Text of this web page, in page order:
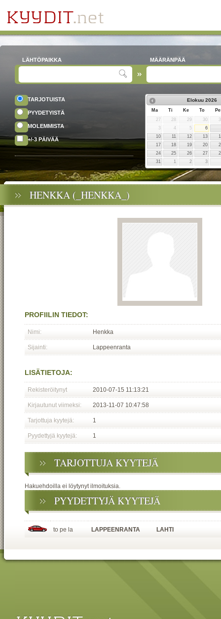
LÄHTÖPAIKKA MÄÄRÄNPÄÄ
TARJOTUISTA
PYYDETYISTÄ
MOLEMMISTA
+/-3 PÄIVÄÄ
Elokuu 2026
Ma Ti Ke To
Pe
27
28 29 30
3
4 5
6
10
11 12 13
17
18 19 20
24
25 26 27
31
1 2 3
HENKKA (_HENKKA_)
PROFIILIN TIEDOT:
Nimi: Henkka
Sijainti: Lappeenranta
LISÄTIETOJA:
Rekisteröitynyt 2010-07-15 11:13:21
Kirjautunut viimeksi: 2013-11-07 10:47:58
Tarjottuja kyytejä: 1
Pyydettyjä kyytejä: 1
TARJOTTUJA KYYTEJÄ
Hakuehdoilla ei löytynyt ilmoituksia.
PYYDETTYJÄ KYYTEJÄ
to pe la LAPPEENRANTA LAHTI